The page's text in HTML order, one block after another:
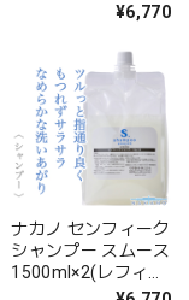
¥6,770
ナカノ センフィーク
シャンプー スムース
1500ml×2(レフィ